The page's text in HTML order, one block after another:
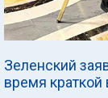
Зеленский
время